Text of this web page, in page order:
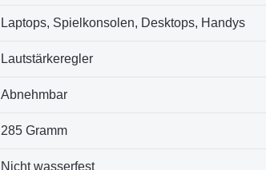
‎Laptops, Spielkonsolen, Desktops, Handys
‎Lautstärkeregler
‎Abnehmbar
‎285 Gramm
‎Nicht wasserfest